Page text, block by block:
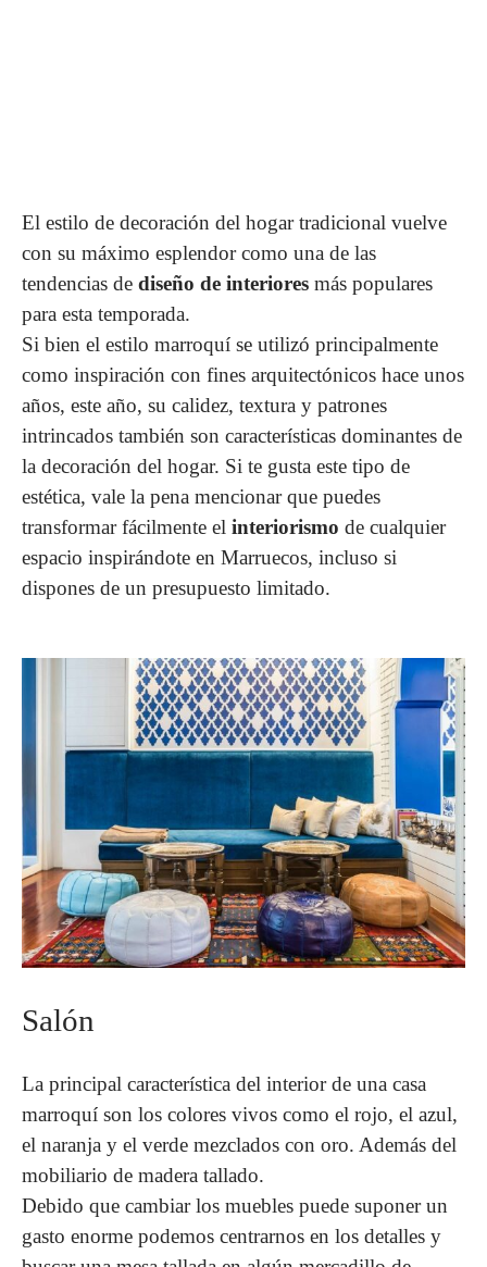
El estilo de decoración del hogar tradicional vuelve
con su máximo esplendor como una de las
tendencias de diseño de interiores más populares
para esta temporada.
Si bien el estilo marroquí se utilizó principalmente
como inspiración con fines arquitectónicos hace unos
años, este año, su calidez, textura y patrones
intrincados también son características dominantes de
la decoración del hogar. Si te gusta este tipo de
estética, vale la pena mencionar que puedes
transformar fácilmente el interiorismo de cualquier
espacio inspirándote en Marruecos, incluso si
dispones de un presupuesto limitado.
Salón
La principal característica del interior de una casa
marroquí son los colores vivos como el rojo, el azul,
el naranja y el verde mezclados con oro. Además del
mobiliario de madera tallado.
Debido que cambiar los muebles puede suponer un
gasto enorme podemos centrarnos en los detalles y